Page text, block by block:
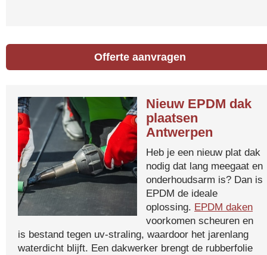
Offerte aanvragen
Nieuw EPDM dak
plaatsen
Antwerpen
Heb je een nieuw plat dak
nodig dat lang meegaat en
onderhoudsarm is? Dan is
EPDM de ideale
oplossing. EPDM daken
voorkomen scheuren en
is bestand tegen uv-straling, waardoor het jarenlang
waterdicht blijft. Een dakwerker brengt de rubberfolie